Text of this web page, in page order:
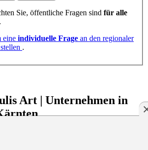
Sie, öffentliche Fragen sind für alle
.
eine individuelle Frage an den regionaler
.
Art | Unternehmen in